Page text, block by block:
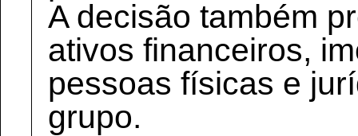
A decisão também
ativos financeiros,
pessoas físicas e
grupo.